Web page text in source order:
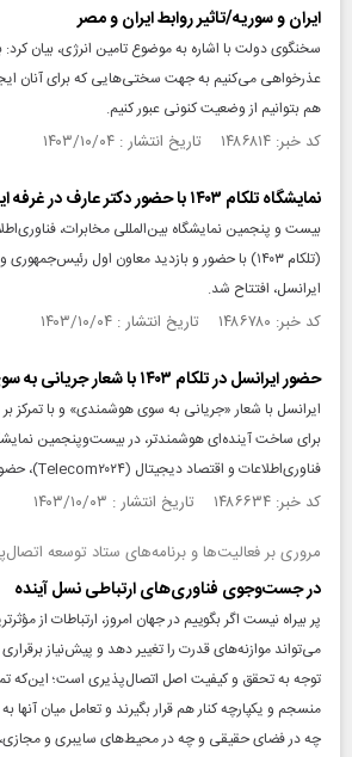
ایران و سوریه/تاثیر روابط ایران و مصر
سخنگوی دولت با اشاره به موضوع تامین انرژی، بیان کرد:
عذرخواهی می‌کنیم به جهت سختی‌هایی که برای آنان
هم بتوانیم از وضعیت کنونی عبور کنیم.
کد خبر: ۱۴۸۶۸۱۴ تاریخ انتشار : ۱۴۰۳/۱۰/۰۴
نمایشگاه تلکام ۱۴۰۳ با حضور دکتر عارف در غرفه ایرانسل افتتاح شد
بیست و پنجمین نمایشگاه بین‌المللی مخابرات،
(تلکام ۱۴۰۳) با حضور و بازدید معاون اول
ایرانسل، افتتاح شد.
کد خبر: ۱۴۸۶۷۸۰ تاریخ انتشار : ۱۴۰۳/۱۰/۰۴
حضور ایرانسل در تلکام ۱۴۰۳ با شعار جریانی به سوی هوشمندی
ایرانسل با شعار «جریانی به سوی هوشمندی» و با تمرکز
برای ساخت آینده‌ای هوشمندتر، در بیست‌وپنجمین
فناوری‌اطلاعات و اقتصاد دیجیتال (Telecom۲۰۲۴)، حضور دارد.
کد خبر: ۱۴۸۶۶۳۴ تاریخ انتشار : ۱۴۰۳/۱۰/۰۳
مروری بر فعالیت‌ها و برنامه‌های ستاد توسعه
در جست‌وجوی فناوری‌های ارتباطی نسل آینده
پر بیراه نیست اگر بگوییم در جهان امروز، ارتباطات از
می‌تواند موازنه‌های قدرت را تغییر دهد و پیش‌نیاز
توجه به تحقق و کیفیت اصل اتصال‌پذیری است؛ این‌که
منسجم و یکپارچه کنار هم قرار بگیرند و تعامل میان
چه در فضای حقیقی و چه در محیط‌های سایبری و